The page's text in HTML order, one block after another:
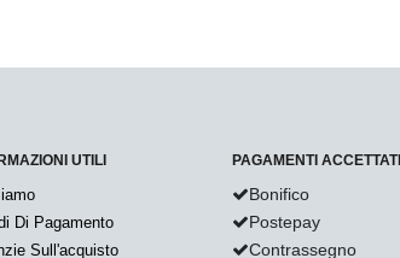
UTILI
Di Pagamento
Sull'acquisto
PAGAMENTI ACCETTATI
Bonifico
Postepay
Contrassegno